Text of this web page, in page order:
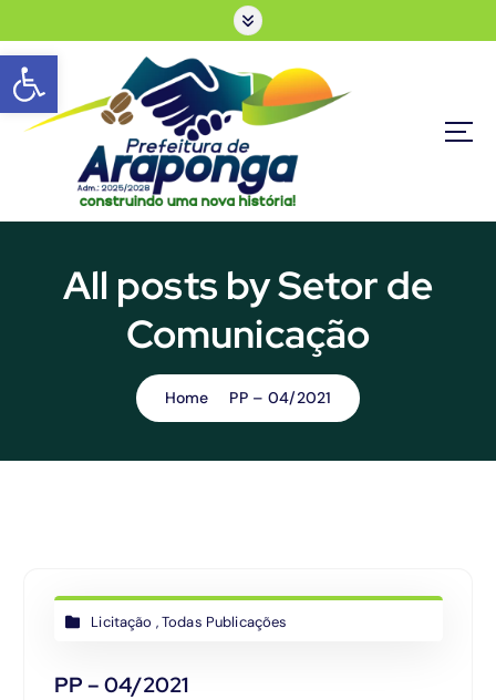
Barra de Ferramentas Aberta
i
t
PORTAL OFICIAL | ADM: 2025 - 2028
All posts by Setor de
Comunicação
Home PP – 04/2021
Licitação ,Todas Publicações
PP – 04/2021